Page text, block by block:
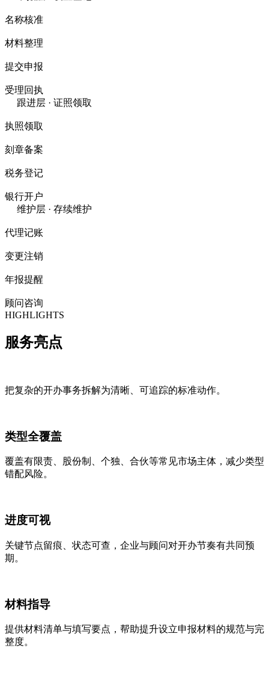
名称核准
材料整理
提交申报
受理回执
跟进层 · 证照领取
执照领取
刻章备案
税务登记
银行开户
维护层 · 存续维护
代理记账
变更注销
年报提醒
顾问咨询
HIGHLIGHTS
服务亮点
把复杂的开办事务拆解为清晰、可追踪的标准动作。
类型全覆盖
覆盖有限责、股份制、个独、合伙等常见市场主体，减少类型
错配风险。
进度可视
关键节点留痕、状态可查，企业与顾问对开办节奏有共同预
期。
材料指导
提供材料清单与填写要点，帮助提升设立申报材料的规范与完
整度。